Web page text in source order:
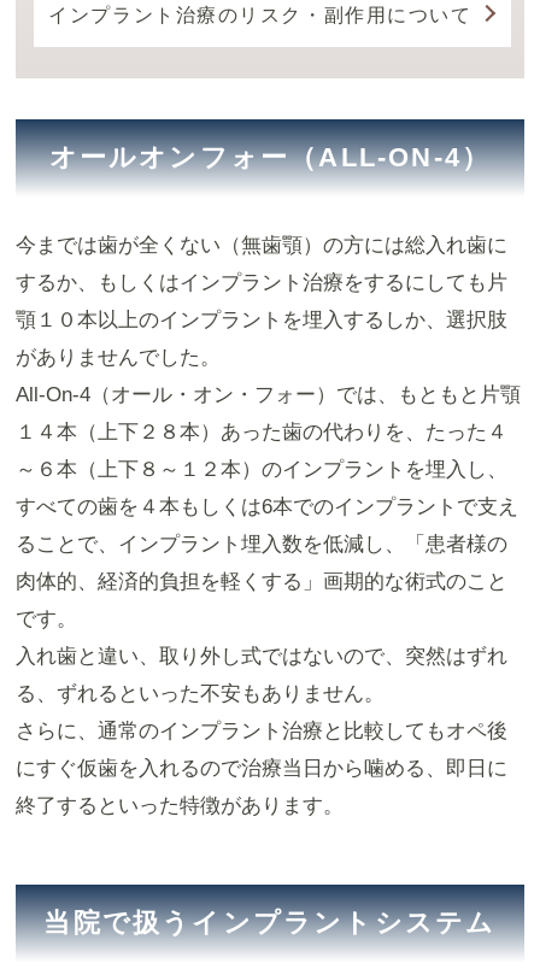
インプラント治療のリスク・副作用について
オールオンフォー（ALL-ON-4）
今までは歯が全くない（無歯顎）の方には総入れ歯に
するか、もしくはインプラント治療をするにしても片
顎１０本以上のインプラントを埋入するしか、選択肢
がありませんでした。
All-On-4（オール・オン・フォー）では、もともと片顎
１４本（上下２８本）あった歯の代わりを、たった４
～６本（上下８～１２本）のインプラントを埋入し、
すべての歯を４本もしくは6本でのインプラントで支え
ることで、インプラント埋入数を低減し、「患者様の
肉体的、経済的負担を軽くする」画期的な術式のこと
です。
入れ歯と違い、取り外し式ではないので、突然はずれ
る、ずれるといった不安もありません。
さらに、通常のインプラント治療と比較してもオペ後
にすぐ仮歯を入れるので治療当日から噛める、即日に
終了するといった特徴があります。
当院で扱うインプラントシステム